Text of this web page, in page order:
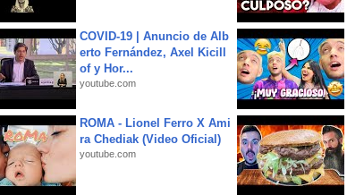
COVID-19 | Anuncio de Alb
erto Fernández, Axel Kicill
of y Hor...
youtube.com
ROMA - Lionel Ferro X Ami
ra Chediak (Video Oficial)
youtube.com